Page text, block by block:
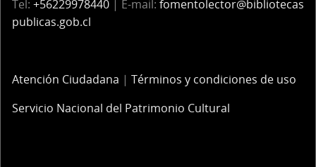
Tel: +56229978440 | E-mail: fomentolector@bibliotecas
publicas.gob.cl
Atención Ciudadana | Términos y condiciones de uso
Servicio Nacional del Patrimonio Cultural